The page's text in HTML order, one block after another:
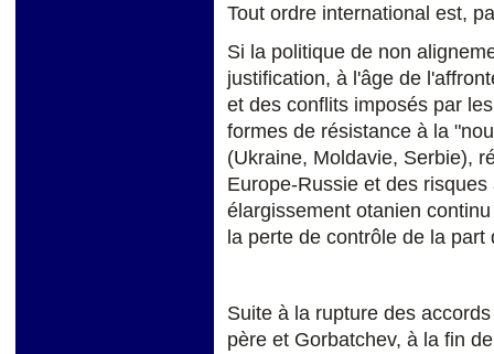
Tout ordre international est,
Si la politique de non
justification, à l'âge de
et des conflits imposés par
formes de résistance à la
(Ukraine, Moldavie, Serbie),
Europe-Russie et des
élargissement otanien
la perte de contrôle de la
Suite à la rupture des
père et Gorbatchev, à la fin